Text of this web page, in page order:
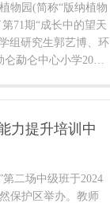
物园(简称“版纳植物
71期“成长中的望天
组研究生郭艺博、环
勐仑中心小学200
力提升培训中
二场中级班于2024
保护区举办。教师